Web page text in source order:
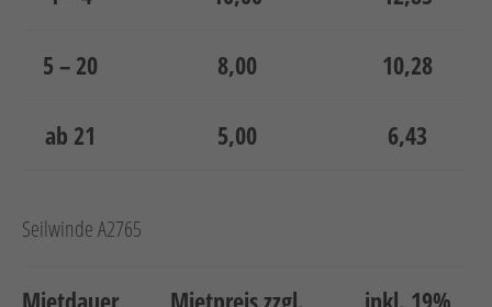
5 – 20 8,00 10,28
ab 21 5,00 6,43
Seilwinde A2765